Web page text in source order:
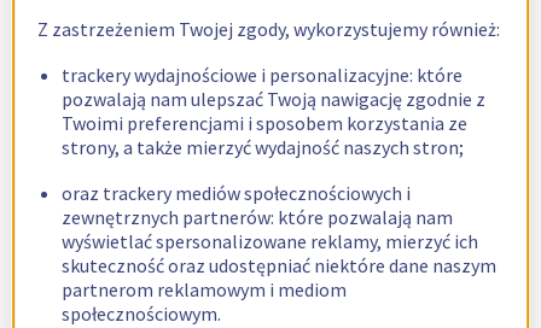
Z zastrzeżeniem Twojej zgody, wykorzystujemy również:
trackery wydajnościowe i personalizacyjne: które
pozwalają nam ulepszać Twoją nawigację zgodnie z
Twoimi preferencjami i sposobem korzystania ze
strony, a także mierzyć wydajność naszych stron;
oraz trackery mediów społecznościowych i
zewnętrznych partnerów: które pozwalają nam
wyświetlać spersonalizowane reklamy, mierzyć ich
skuteczność oraz udostępniać niektóre dane naszym
partnerom reklamowym i mediom
społecznościowym.